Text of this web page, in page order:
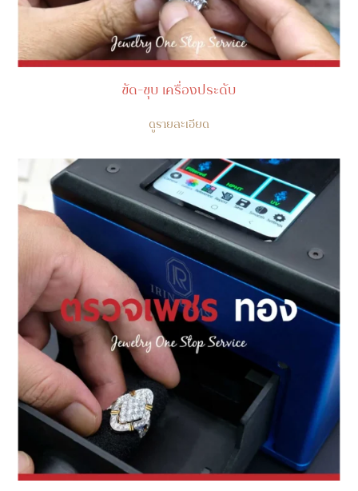
ขัด-ชุบ เครื่องประดับ
ดูรายละเอียด